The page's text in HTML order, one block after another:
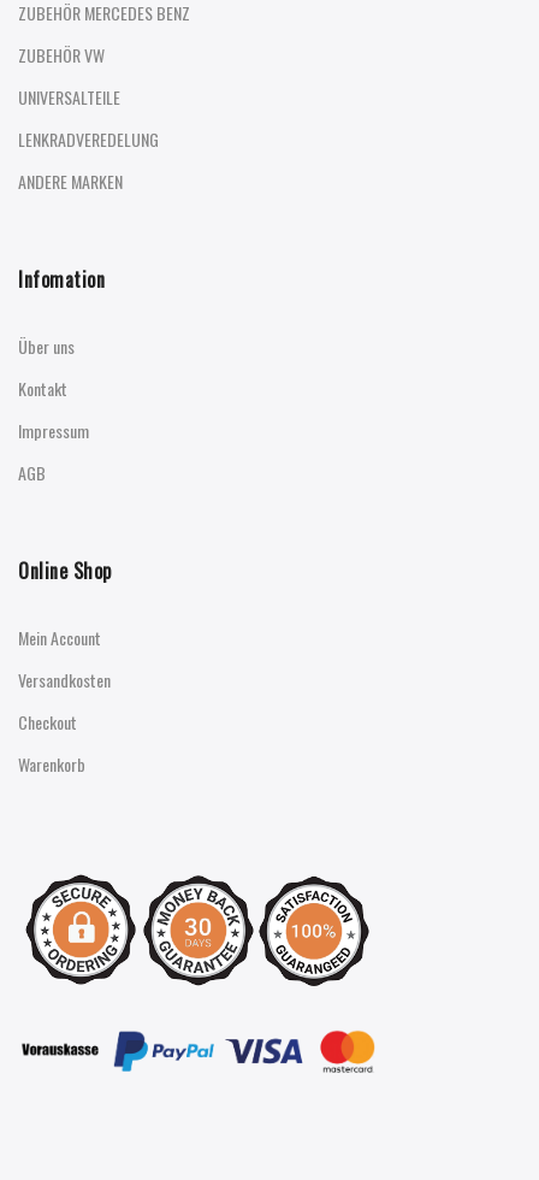
ZUBEHÖR MERCEDES BENZ
ZUBEHÖR VW
UNIVERSALTEILE
LENKRADVEREDELUNG
ANDERE MARKEN
Infomation
Über uns
Kontakt
Impressum
AGB
Online Shop
Mein Account
Versandkosten
Checkout
Warenkorb